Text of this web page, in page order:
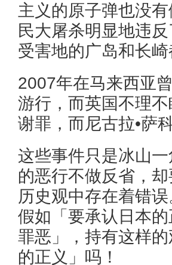
主义的原子弹也没
民大屠杀明显地违
受害地的广岛和长
2007年在马来西亚
游行，而英国不理
谢罪，而尼古拉•萨
这些事件只是冰山
的恶行不做反省，
历史观中存在着错误
假如「要承认日本
罪恶」，持有这样
的正义」吗！